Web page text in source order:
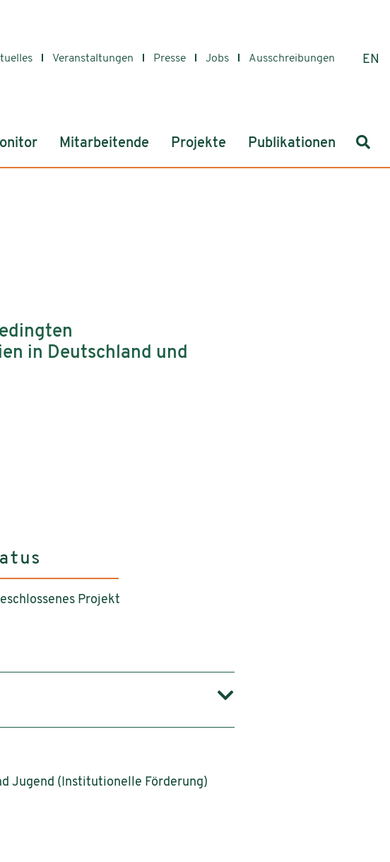
Veranstaltungen Presse Jobs Ausschreibungen EN
Mitarbeitende Projekte Publikationen
in Deutschland und
Projekt
Jugend (Institutionelle Förderung)